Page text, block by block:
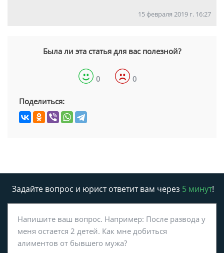
15 февраля 2019 г. 16:27
Была ли эта статья для вас полезной?
0 0
Поделиться:
Задайте вопрос и юрист ответит вам через 5 минут!